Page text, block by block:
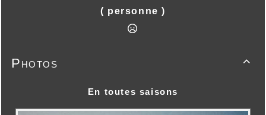
( personne )

Photos
En toutes saisons